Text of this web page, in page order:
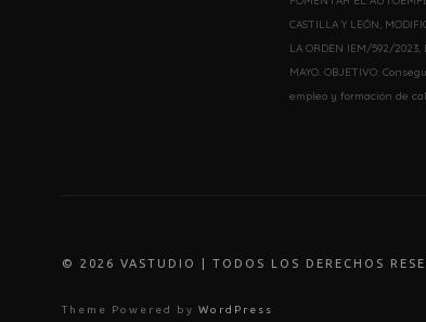
CASTILLA Y LEÓN,
LA ORDEN IEM/592/2023,
MAYO. OBJETIVO:
empleo y formación de
© 202 6 VASTUDIO | TODOS LOS DERECHOS
Theme Powered by WordPress